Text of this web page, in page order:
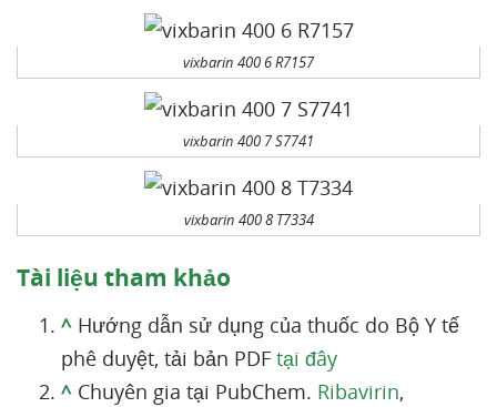
vixbarin 400 6 R7157
vixbarin 400 7 S7741
vixbarin 400 8 T7334
Tài liệu tham khảo
^ Hướng dẫn sử dụng của thuốc do Bộ Y tế
phê duyệt, tải bản PDF tại đây
^ Chuyên gia tại PubChem. Ribavirin,